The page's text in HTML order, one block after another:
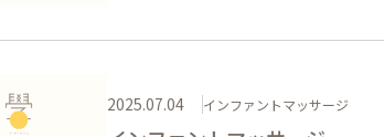
2025.07.04 インファントマッサージ